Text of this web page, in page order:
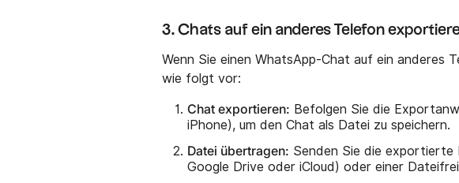
3. Chats auf ein anderes Telefon
Wenn Sie einen WhatsApp-Chat auf ein anderes
wie folgt vor:
Chat exportieren: Befolgen Sie die
iPhone), um den Chat als Datei zu speichern.
Datei übertragen: Senden Sie die exportierte
Google Drive oder iCloud) oder einer